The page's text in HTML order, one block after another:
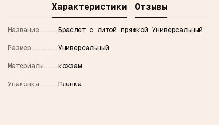
Характеристики Отзывы
Название Браслет с литой пряжкой Универсальный
Размер Универсальный
Материалы кожзам
Упаковка Пленка